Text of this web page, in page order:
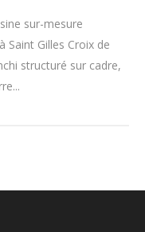
sur-mesure
Saint Gilles Croix de
structuré sur cadre,